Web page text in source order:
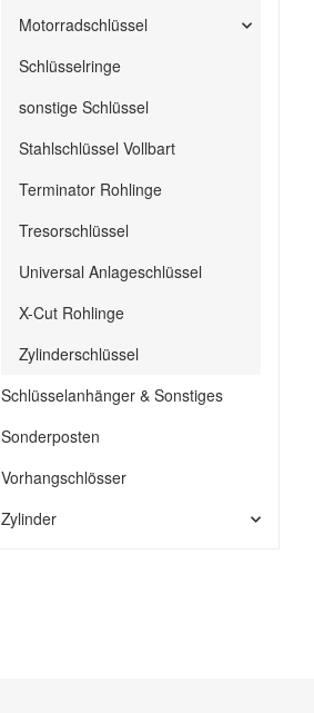
Motorradschlüssel
Schlüsselringe
sonstige Schlüssel
Stahlschlüssel Vollbart
Terminator Rohlinge
Tresorschlüssel
Universal Anlageschlüssel
X-Cut Rohlinge
Zylinderschlüssel
Schlüsselanhänger & Sonstiges
Sonderposten
Vorhangschlösser
Zylinder